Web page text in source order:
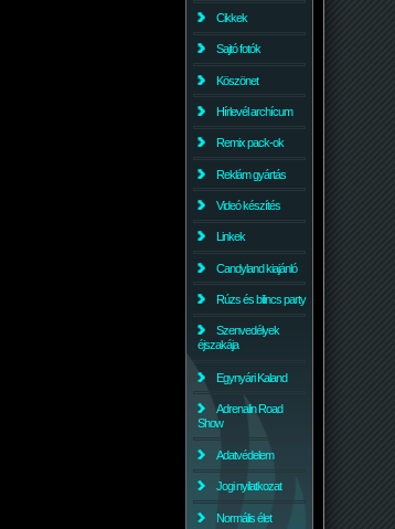
Cikkek
Sajtó fotók
Köszönet
Hírlevél archícum
Remix pack-ok
Reklám gyártás
Videó készítés
Linkek
Candyland kiajánló
Rúzs és bilincs party
Szenvedélyek
éjszakája
Egynyári Kaland
Adrenalin Road
Show
Adatvédelem
Jogi nyilatkozat
Normális élet